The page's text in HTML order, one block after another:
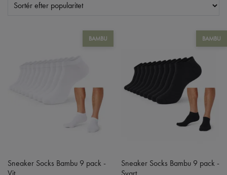
BAMBU
Sneaker Socks Bambu 9 pack -
BAMBU
Sneaker Socks Bambu 9 pack -